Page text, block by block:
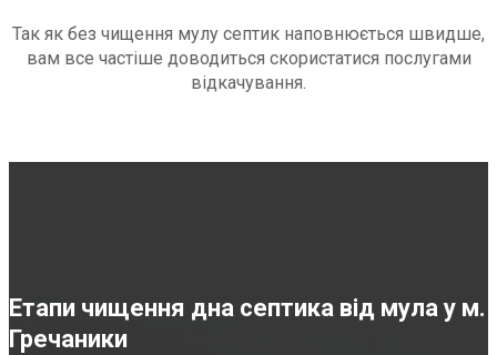
Так як без чищення мулу септик наповнюється швидше,
вам все частіше доводиться скористатися послугами
відкачування.
Етапи чищення дна септика від мула у м.
Гречаники